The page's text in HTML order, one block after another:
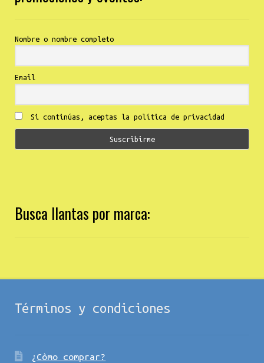
Nombre o nombre completo
Email
Si continúas, aceptas la política de privacidad
Busca llantas por marca:
Términos y condiciones
¿Còmo comprar?